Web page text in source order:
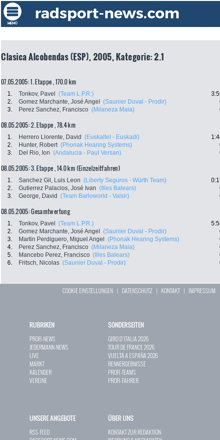
Clasica Alcobendas (ESP), 2005, Kategorie: 2.1
07.05.2005: 1. Etappe , 170.0 km
1. Tonkov, Pavel (Team L.P.R.)
2.
Gomez Marchante, José Angel (Saunier Duval - Prodir)
3.
Perez Sanchez, Francisco (Milaneza Maia)
08.05.2005: 2. Etappe , 78.4 km
1. Herrero Llorente, David (Euskaltel - Euskadi)
2.
Hunter, Robert (Phonak Hearing Systems)
3.
Del Rio, Ion (Andalucia - Paul Versan)
08.05.2005: 3. Etappe , 14.0 km (Einzelzeitfahren)
1. Sanchez Gil, Luis Leon (Liberty Seguros - Würth Team)
2.
Gutierrez Palacios, José Ivan (Illes Balears)
3.
George, David (Team Barloworld - Valsir)
08.05.2005: Gesamtwertung
1. Tonkov, Pavel (Team L.P.R.)
2.
Gomez Marchante, José Angel (Saunier Duval - Prodir)
3.
Martin Perdiguero, Miguel Angel (Phonak Hearing Systems)
4.
Perez Sanchez, Francisco (Milaneza Maia)
5.
Mancebo Perez, Francisco (Illes Balears)
6.
Fritsch, Nicolas (Saunier Duval - Prodir)
COOKIE EINSTELLUNGEN | DATENSCHUTZ | KONTAKT| IMPRESSUM
RUBRIKEN
PROFI-NEWS
JEDERMANN-NEWS
LIVE
MARKT
KALENDER
VEREINE
SONDERSEITEN
GIRO D`ITALIA 2026
TOUR DE FRANCE 2026
VUELTA A ESPAÑA 2026
RENNERGEBNISSE
PROFI-TEAMS
PROFI-FAHRER
UNSERE ANGEBOTE
RSS-FEED
ÜBER UNS
KONTAKT ZUR REDAKTION